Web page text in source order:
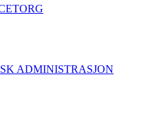
ADMINISTRASJON